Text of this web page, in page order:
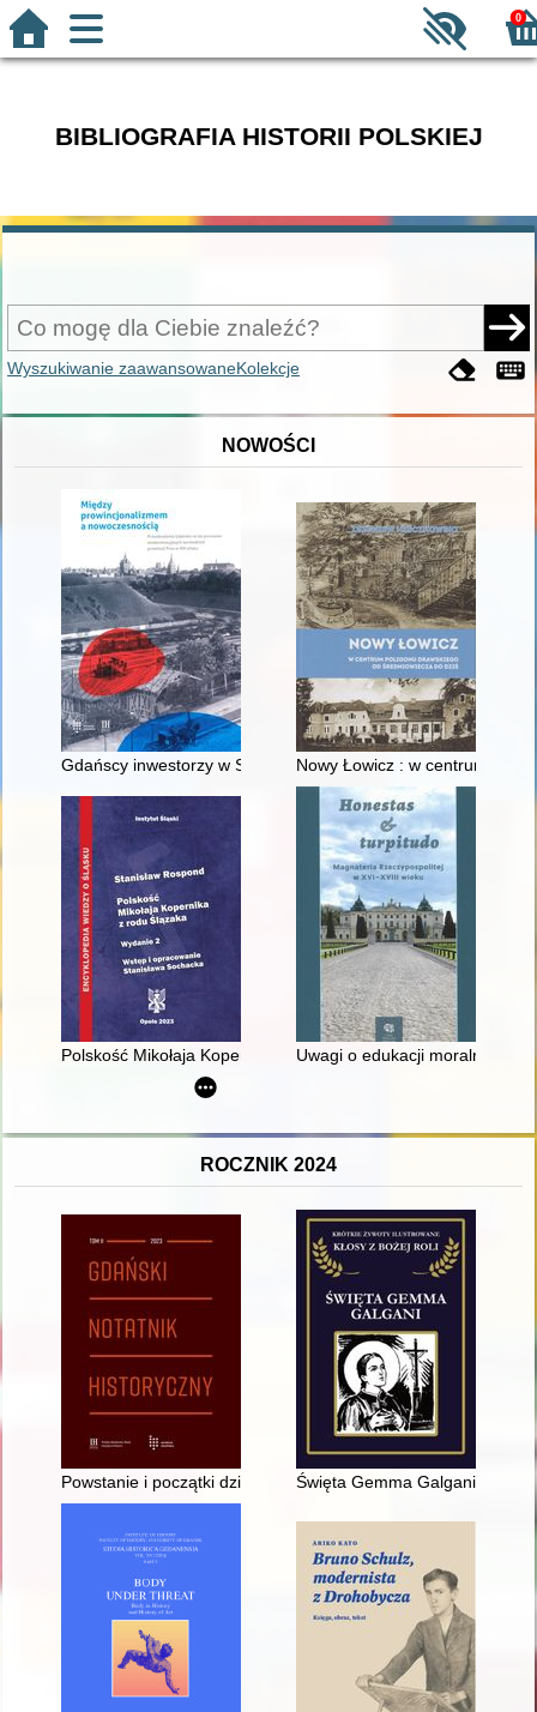
0
BIBLIOGRAFIA HISTORII POLSKIEJ
Wyszukiwanie zaawansowaneKolekcje
NOWOŚCI
Gdańscy inwestorzy w Sopocie : prestiż finansowy i
Nowy Łowicz : w centrum
Polskość Mikołaja Kopernika z rodu ŚlązakaUwagi o edukacji moralnej
ROCZNIK 2024
Powstanie i początki działalności Towarzystwa Sztuk
Święta Gemma Galgani